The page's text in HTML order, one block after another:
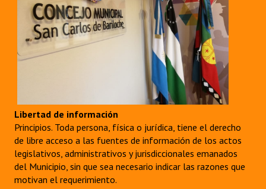
Libertad de información
Principios. Toda persona, física o jurídica, tiene el derecho
de libre acceso a las fuentes de información de los actos
legislativos, administrativos y jurisdiccionales emanados
del Municipio, sin que sea necesario indicar las razones que
motivan el requerimiento.